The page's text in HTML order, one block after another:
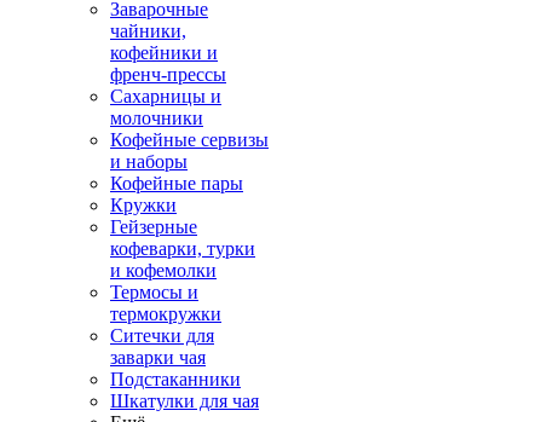
Заварочные
чайники,
кофейники и
френч-прессы
Сахарницы и
молочники
Кофейные сервизы
и наборы
Кофейные пары
Кружки
Гейзерные
кофеварки, турки
и кофемолки
Термосы и
термокружки
Ситечки для
заварки чая
Подстаканники
Шкатулки для чая